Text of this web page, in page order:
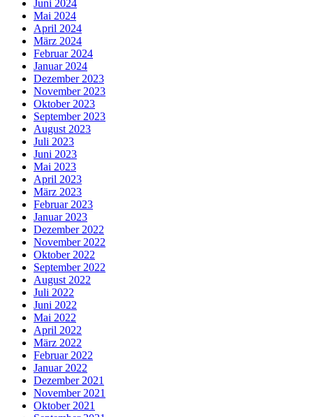
Juni 2024
Mai 2024
April 2024
März 2024
Februar 2024
Januar 2024
Dezember 2023
November 2023
Oktober 2023
September 2023
August 2023
Juli 2023
Juni 2023
Mai 2023
April 2023
März 2023
Februar 2023
Januar 2023
Dezember 2022
November 2022
Oktober 2022
September 2022
August 2022
Juli 2022
Juni 2022
Mai 2022
April 2022
März 2022
Februar 2022
Januar 2022
Dezember 2021
November 2021
Oktober 2021